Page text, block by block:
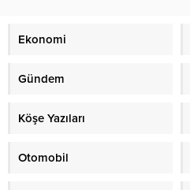
Ekonomi
Gündem
Köşe Yazıları
Otomobil